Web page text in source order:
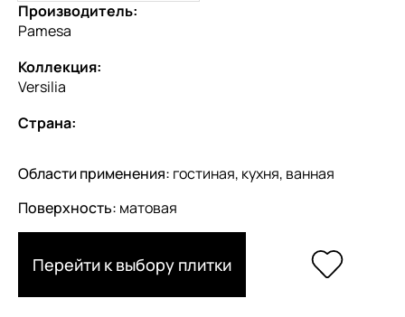
Производитель:
Pamesa
Коллекция:
Versilia
Страна:
Области применения: гостиная, кухня, ванная
Поверхность: матовая
Перейти к выбору плитки